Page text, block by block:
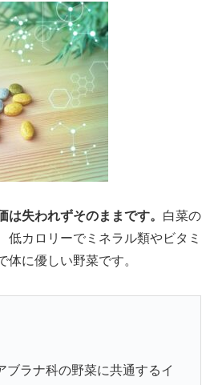
は失われずそのままです。 白菜の
低カロリーでミネラル類やビタミ
体に優しい野菜です。
ラナ科の野菜に共通するイ